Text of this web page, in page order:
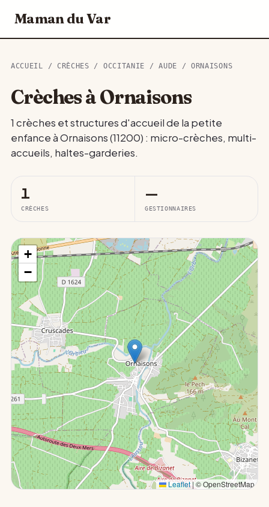
Maman du Var
ACCUEIL / CRÈCHES / OCCITANIE /AUDE / ORNAISONS
Crèches à Ornaisons
1 crèches et structures d'accueil de la petite
enfance à Ornaisons (11200) : micro-crèches, multi-
accueils, haltes-garderies.
1
CRÈCHES
—
GESTIONNAIRES
+
−
Leaflet|© OpenStreetMap